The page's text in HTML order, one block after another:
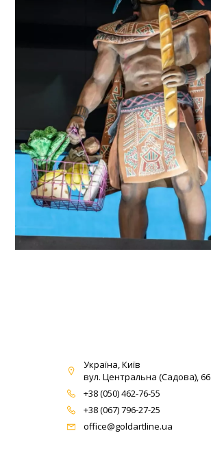
Україна, Київ
вул. Центральна (Садова), 66
+38 (050) 462-76-55
+38 (067) 796-27-25
office@goldartline.ua